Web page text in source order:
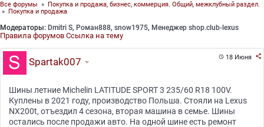
Все форумы » Покупка и продажа, бизнес, коммерция. Общий, межклубный раздел.
» Покупка и продажа
Модераторы: Dmitri S, Роман888, snow1975, Менеджер shop.club-lexus
Правила форумов Ссылка на тему
18 Июня 
Spartak007
Шины летние Michelin LATITUDE SPORT 3 235/60 R18 100V.
Куплены в 2021 году, производство Польша. Стояли на Lexus
NX200t, отъездил 4 сезона, вторая машина в семье. Шины
остались после продажи авто. На одной шине есть ремонт